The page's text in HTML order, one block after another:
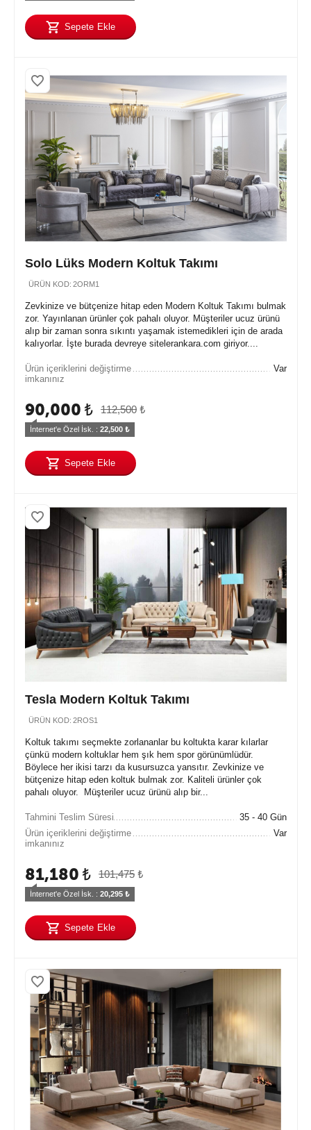
Sepete Ekle
Solo Lüks Modern Koltuk Takımı
ÜRÜN KOD: 2ORM1
Zevkinize ve bütçenize hitap eden Modern Koltuk Takımı bulmak
zor. Yayınlanan ürünler çok pahalı oluyor. Müşteriler ucuz ürünü
alıp bir zaman sonra sıkıntı yaşamak istemedikleri için de arada
kalıyorlar. İşte burada devreye sitelerankara.com giriyor....
Ürün içeriklerini değiştirme
imkanınız
Var
112,500 ₺
90,000 ₺
İnternet'e Özel İsk. : 22,500 ₺
Sepete Ekle
Tesla Modern Koltuk Takımı
ÜRÜN KOD: 2ROS1
Koltuk takımı seçmekte zorlananlar bu koltukta karar kılarlar
çünkü modern koltuklar hem şık hem spor görünümlüdür.
Böylece her ikisi tarzı da kusursuzca yansıtır. Zevkinize ve
bütçenize hitap eden koltuk bulmak zor. Kaliteli ürünler çok
pahalı oluyor. Müşteriler ucuz ürünü alıp bir...
Tahmini Teslim Süresi
35 - 40 Gün
Ürün içeriklerini değiştirme
imkanınız
Var
101,475 ₺
81,180 ₺
İnternet'e Özel İsk. : 20,295 ₺
Sepete Ekle